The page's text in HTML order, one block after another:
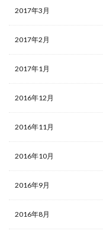
2017年3月
2017年2月
2017年1月
2016年12月
2016年11月
2016年10月
2016年9月
2016年8月